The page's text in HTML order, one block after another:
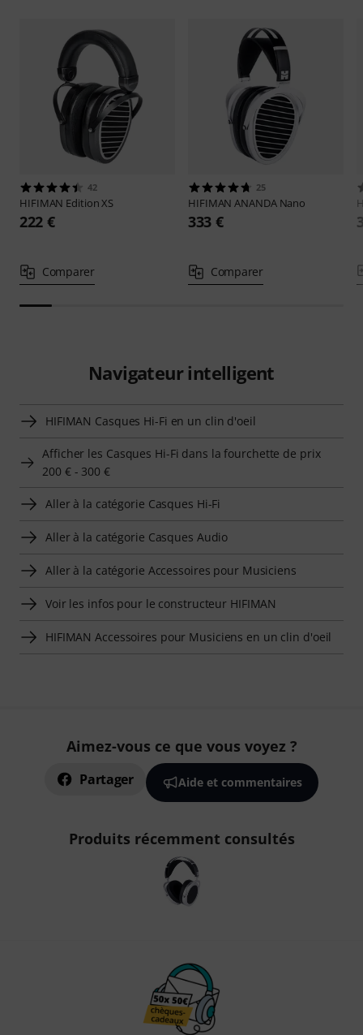
42
HIFIMAN Edition XS
222 €
Comparer
25
HIFIMANANANDA Nano
333 €
Comparer
Navigateur intelligent
HIFIMAN Casques Hi-Fi en un clin d'oeil
Afficher les Casques Hi-Fi dans la fourchette de prix
200 € - 300 €
Aller à la catégorie Casques Hi-Fi
Aller à la catégorie Casques Audio
Aller à la catégorie Accessoires pour Musiciens
Voir les infos pour le constructeur HIFIMAN
HIFIMAN Accessoires pour Musiciens en un clin d'oeil
Aimez-vous ce que vous voyez ?
Partager Aide et commentaires
Produits récemment consultés